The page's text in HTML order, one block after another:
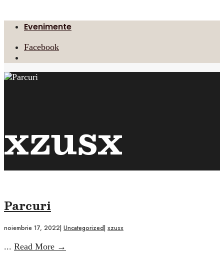
Evenimente
Facebook
Window
xzusx
Parcuri
noiembrie 17, 2022| Uncategorized| xzusx
... Read More →